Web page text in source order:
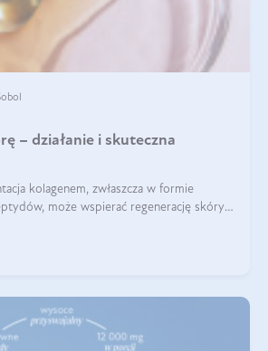
– działanie i skuteczna
kolagenem, zwłaszcza w formie
może wspierać regenerację skóry i